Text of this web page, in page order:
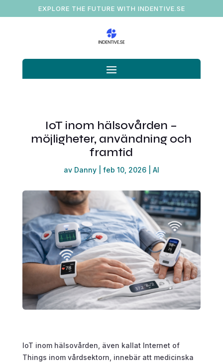
EXPLORE THE FUTURE WITH INDENTIVE.SE
IoT inom hälsovården –
möjligheter, användning och
framtid
av Danny| feb 10, 2026| AI
IoT inom hälsovården, även kallat Internet of
Things inom vårdsektorn, innebär att medicinska